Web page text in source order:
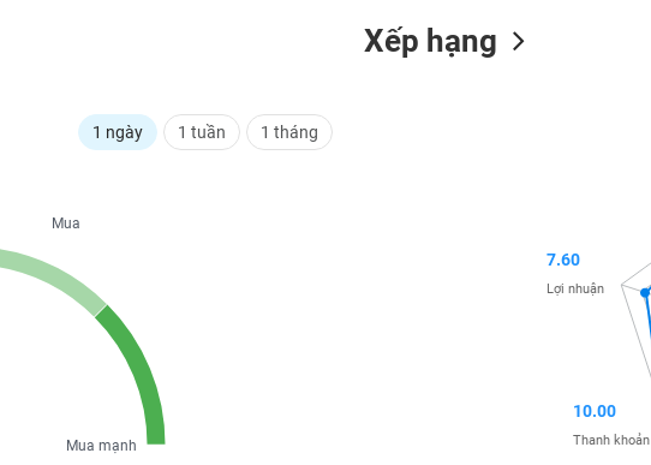
1 ngày 1 tuần 1 tháng
Mua
Mua mạnh
Xếp hạng
10.00
Thanh khoản
7.60
Lợi nhuận